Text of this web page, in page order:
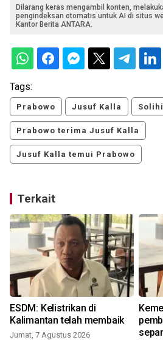
Dilarang keras mengambil konten,
pengindeksan otomatis untuk AI di situs
Kantor Berita ANTARA.
Tags:
Prabowo Jusuf Kalla
Prabowo terima Jusuf Kalla
Jusuf Kalla temui Prabowo
Terkait
ESDM: Kelistrikan di
Kalimantan telah membaik
Jumat, 7 Agustus 2026